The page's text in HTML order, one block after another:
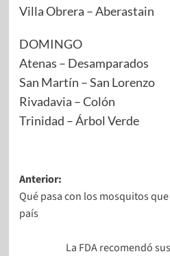
Villa Obrera – Aberastain
DOMINGO
Atenas – Desamparados
San Martín – San Lorenzo
Rivadavia – Colón
Trinidad – Árbol Verde
Anterior:
Qué pasa con los mosquitos
país
La FDA recomendó